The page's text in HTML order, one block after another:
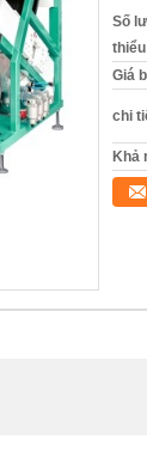
Số
Giá
chi
Khả